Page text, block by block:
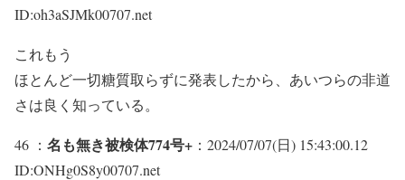
ID:oh3aSJMk00707.net
これもう
ほとんど一切糖質取らずに発表したから、あいつらの非道
さは良く知っている。
46 ： 名も無き被検体774号+ ：2024/07/07(日) 15:43:00.12
ID:ONHg0S8y00707.net